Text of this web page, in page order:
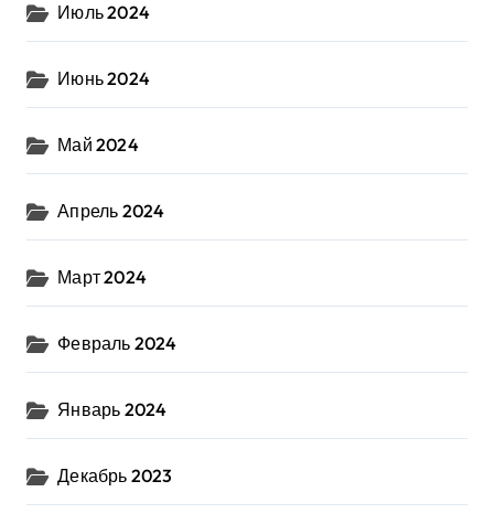
Июль 2024
Июнь 2024
Май 2024
Апрель 2024
Март 2024
Февраль 2024
Январь 2024
Декабрь 2023